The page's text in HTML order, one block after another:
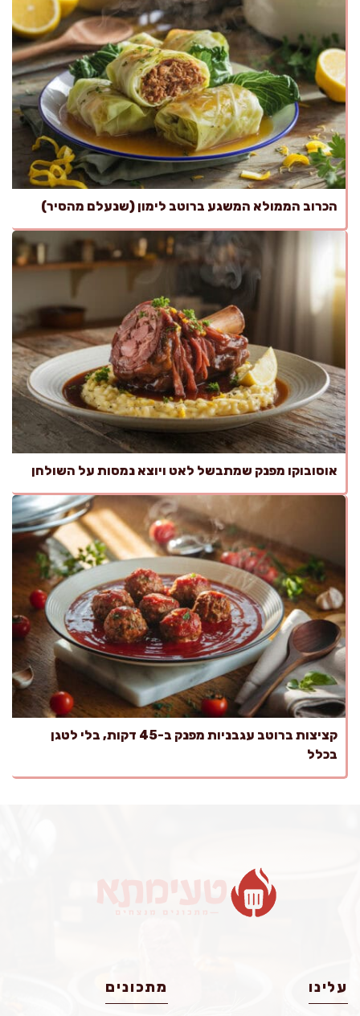
הכרוב הממולא המשגע ברוטב לימון (שנעלם מהסיר)
אוסובוקו מפנק שמתבשל לאט ויוצא נמסות על השולחן
קציצות ברוטב עגבניות מפנק ב-45 דקות, בלי לטגן
בכלל
עלינו מתכונים